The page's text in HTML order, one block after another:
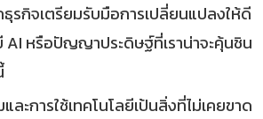
รกิจเตรียมรับมือการเปลี่ยนแปลงให้ดี
AI หรือปัญญาประดิษฐ์ที่เราน่าจะคุ้นชิน
ละการใช้เทคโนโลยีเป้นสิ่งที่ไม่เคยขาด